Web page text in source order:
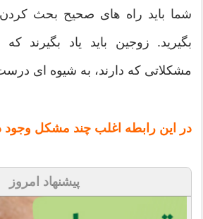
شما باید راه های صحیح بحث کردن
بگیرید. زوجین باید یاد بگیرند
مشکلاتی که دارند، به شیوه ای
در این رابطه اغلب چند مشکل وجود
پیشنهاد امروز